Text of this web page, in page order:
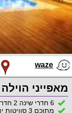
waze
מאפייני הוילה
6 חדרי שינה 2 חדרי רחצה
מתוכם 3 סוויטות יוקרתיות